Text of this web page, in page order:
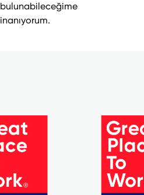
bulunabileceğime
inanıyorum.